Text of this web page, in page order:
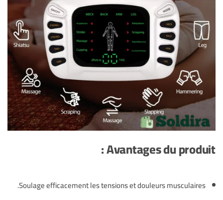
Avantages du produit :
Soulage efficacement les tensions et douleurs musculaires.